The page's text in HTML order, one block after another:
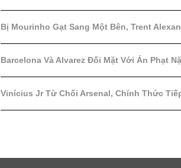
Bị Mourinho Gạt Sang Một Bên, Trent
Barcelona Và Alvarez Đối Mặt Với Án Phạt
Vinícius Jr Từ Chối Arsenal, Chính Thức